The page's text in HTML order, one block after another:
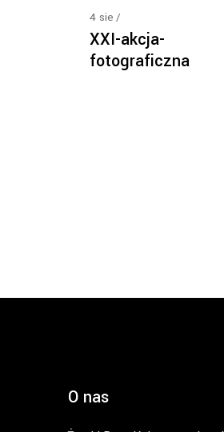
4 sie
XXI-akcja-
fotograficzna
O nas